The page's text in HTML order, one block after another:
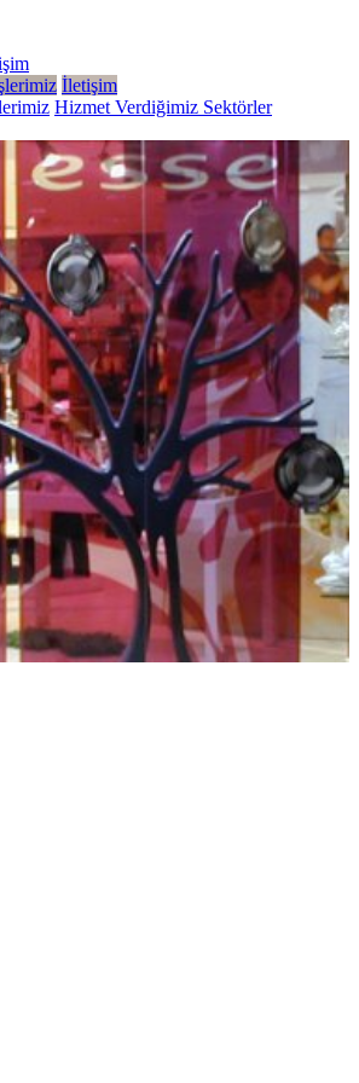
İletişim
Hizmet Verdiğimiz Sektörler